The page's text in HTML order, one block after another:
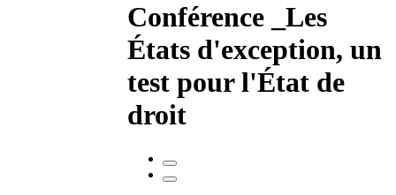
Conférence _Les
États d'exception, un
test pour l'État de
droit